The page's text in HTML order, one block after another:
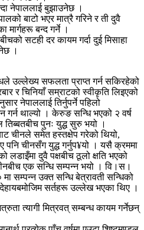
नेपाललाई बुझाउनेछ ।
बाटो भएर मात्रै गरिने र ती दुवै
बन्द गर्ने ।
सटही दर कायम गर्दा दुई मिसाहा
।
उल्लेख्य सफलता प्राप्त गर्न सकिरहेको
र चिनियाँ सम्राटको स्वीकृति लिइएको
नेपाललाई तिर्नुपर्ने पहिलो
गर्न थाल्यो । केरुङ सन्धि भएको २ वर्ष
पुनः युद्ध सुरु भयो ।
चीनले समेत हस्तक्षेप गरेको थियो,
पनि चीनसँग युद्ध गर्नुप¥यो । यसै क्रममा
लडाइँमा दुवै पक्षबीच ठूलो क्षति भएको
एक सन्धि सम्पन्न भयो । वि।स।
सम्पन्न उक्त सन्धि बेत्रावती सन्धिको
सर्तहरू उल्लेख भएका थिए ।
त्यागी मित्रवत् सम्बन्ध कायम गर्नेछन्